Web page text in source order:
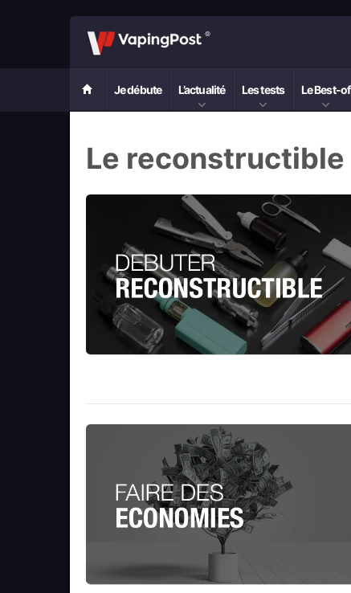
Je débute L’actualité Les tests Le Best-of
Le reconstructible